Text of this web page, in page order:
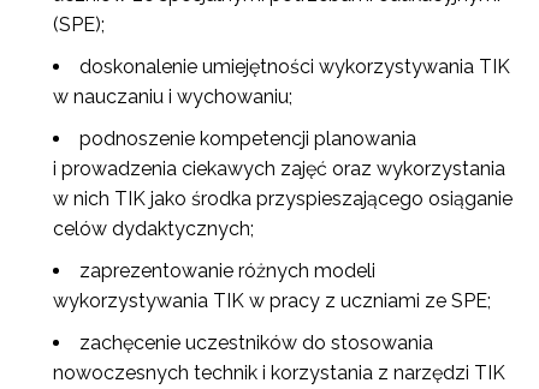
(SPE);
doskonalenie umiejętności wykorzystywania TIK
w nauczaniu i wychowaniu;
podnoszenie kompetencji planowania
i prowadzenia ciekawych zajęć oraz wykorzystania
w nich TIK jako środka przyspieszającego osiąganie
celów dydaktycznych;
zaprezentowanie różnych modeli
wykorzystywania TIK w pracy z uczniami ze SPE;
zachęcenie uczestników do stosowania
nowoczesnych technik i korzystania z narzędzi TIK